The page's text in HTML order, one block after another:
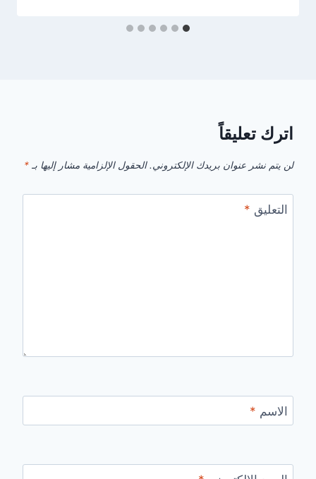
اترك تعليقاً
لن يتم نشر عنوان بريدك الإلكتروني. الحقول الإلزامية مشار إليها بـ *
التعليق *
الاسم *